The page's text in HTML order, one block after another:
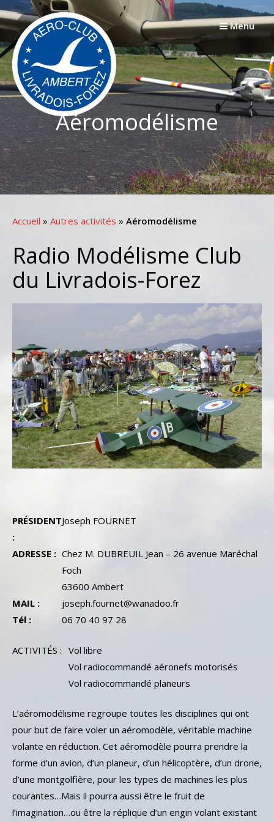
Passer
au
contenu
Menu
Aéromodélisme
Accueil » Autres activités » Aéromodélisme
Radio Modélisme Club
du Livradois-Forez
PRÉSIDENT
:
Joseph FOURNET
ADRESSE : Chez M. DUBREUIL Jean – 26 avenue Maréchal
Foch
63600 Ambert
MAIL :
joseph.fournet@wanadoo.fr
Tél :
‭06 70 40 97 28‬
ACTIVITÉS : Vol libre
Vol radiocommandé aéronefs motorisés
Vol radiocommandé planeurs
L’aéromodélisme regroupe toutes les disciplines qui ont
pour but de faire voler un aéromodèle, véritable machine
volante en réduction. Cet aéromodèle pourra prendre la
forme d’un avion, d’un planeur, d’un hélicoptère, d’un drone,
d’une montgolfière, pour les types de machines les plus
courantes…Mais il pourra aussi être le fruit de
l’imagination…ou être la réplique d’un engin volant existant